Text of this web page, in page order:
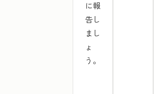
に報
告し
まし
ょ
う。